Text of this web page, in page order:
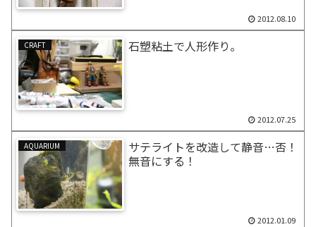
2012.08.10
CRAFT 石塑粘土で人形作り。
2012.07.25
AQUARIUM
サテライトを改造して静音…否！
無音にする！
2012.01.09